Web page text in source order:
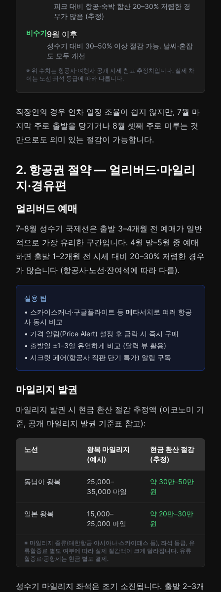
피크 대비 항공·숙박 합산 20–30% 저렴한 경
우가 많음 (추정)
비수기9월 이후
성수기 대비 30–50% 이상 절감 가능. 날씨·혼잡
도 모두 개선
※ 위 수치는 항공사·여행사 공개 시세 참고 추정치입니다. 실제 차
이는 노선·좌석 등급에 따라 다릅니다.
직장인의 경우 연차 일정 조율이 쉽지 않지만, 7월 마
지막 주로 출발을 당기거나 8월 셋째 주로 미루는 것
만으로도 의미 있는 절감이 가능합니다.
2. 항공권 절약 — 얼리버드·마일리
지·경유편
얼리버드 예매
7–8월 성수기 국제선은 출발 3–4개월 전 예매가 일반
적으로 가장 유리한 구간입니다. 4월 말–5월 중 예매
하면 출발 1–2개월 전 시세 대비 20–30% 저렴한 경우
가 많습니다 (항공사·노선·잔여석에 따라 다름).
실용 팁
• 스카이스캐너·구글플라이트 등 메타서치로 여러 항공
사 동시 비교
• 가격 알림(Price Alert) 설정 후 급락 시 즉시 구매
• 출발일 ±1–3일 유연하게 비교 (달력 뷰 활용)
• 시크릿 페어(항공사 직판 단기 특가) 알림 구독
마일리지 발권
마일리지 발권 시 현금 환산 절감 추정액 (이코노미 기
준, 공개 마일리지 발권 기준표 참고):
노선
왕복 마일리지
(예시)
현금 환산 절감
(추정)
동남아 왕복
25,000–
35,000 마일
약 30만–50만
원
일본 왕복
15,000–
25,000 마일
약 20만–30만
원
※ 마일리지 종류(대한항공·아시아나·스카이패스 등), 좌석 등급, 유
류할증료 별도 여부에 따라 실제 절감액이 크게 달라집니다. 유류
할증료·공항세는 현금 별도 결제.
성수기 마일리지 좌석은 조기 소진됩니다. 출발 2–3개